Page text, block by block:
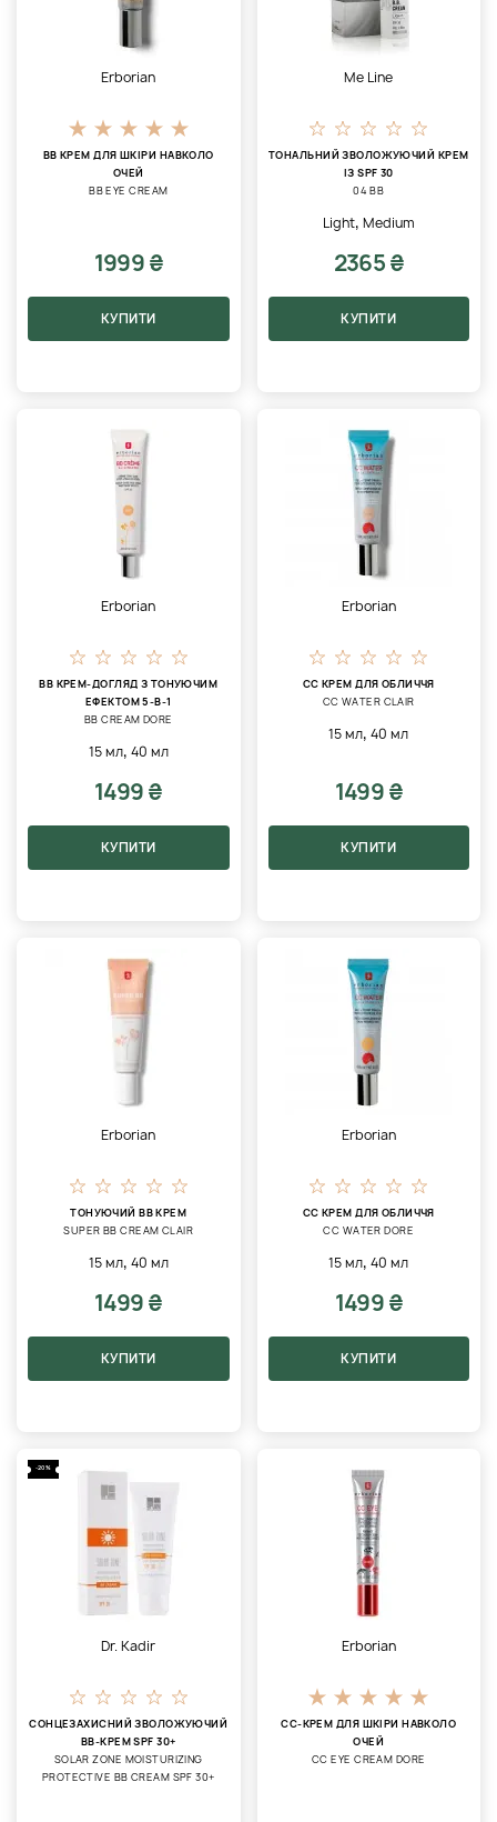
Erborian
ВВ КРЕМ ДЛЯ ШКІРИ НАВКОЛО
ОЧЕЙ
BB EYE CREAM
1999 ₴
КУПИТИ
Me Line
ТОНАЛЬНИЙ ЗВОЛОЖУЮЧИЙ КРЕМ
ІЗ SPF 30
04 BB
Light, Medium
2365 ₴
КУПИТИ
Erborian
BB КРЕМ-ДОГЛЯД З ТОНУЮЧИМ
ЕФЕКТОМ 5-В-1
BB CREAM DORE
15 мл, 40 мл
1499 ₴
КУПИТИ
Erborian
CC КРЕМ ДЛЯ ОБЛИЧЧЯ
CC WATER CLAIR
15 мл,40 мл
1499 ₴
КУПИТИ
Erborian
ТОНУЮЧИЙ BB КРЕМ
SUPER ВВ CREAM CLAIR
15 мл, 40 мл
1499 ₴
КУПИТИ
Erborian
CC КРЕМ ДЛЯ ОБЛИЧЧЯ
CC WATER DORE
15 мл,40 мл
1499 ₴
КУПИТИ
-20%
Dr. Kadir
СОНЦЕЗАХИСНИЙ ЗВОЛОЖУЮЧИЙ
BB-КРЕМ SPF 30+
SOLAR ZONE MOISTURIZING
PROTECTIVE ВВ CREAM SPF 30+
Erborian
СС-КРЕМ ДЛЯ ШКІРИ НАВКОЛО
ОЧЕЙ
CC EYE CREAM DORE